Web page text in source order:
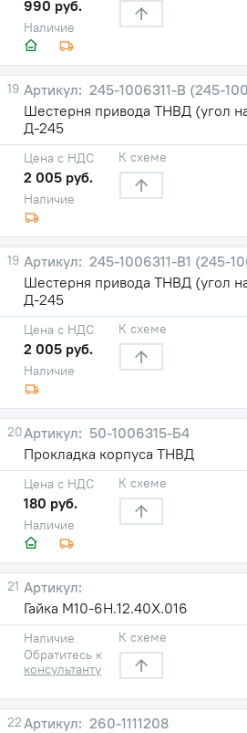
Наличие
990 руб.
19
245-1006311-В (245-
Шестерня привода ТНВД (угол
Д-245
Наличие
Цена с НДС
2 005 руб.
К схеме
19
245-1006311-В1 (245-
Шестерня привода ТНВД (угол
Д-245
Наличие
Цена с НДС
2 005 руб.
К схеме
20
50-1006315-Б4
Прокладка корпуса ТНВД
Наличие
Цена с НДС
180 руб.
К схеме
21
Гайка М10-6Н.12.40Х.016
Наличие
Обратитесь к
консультанту
К схеме
22
260-1111208